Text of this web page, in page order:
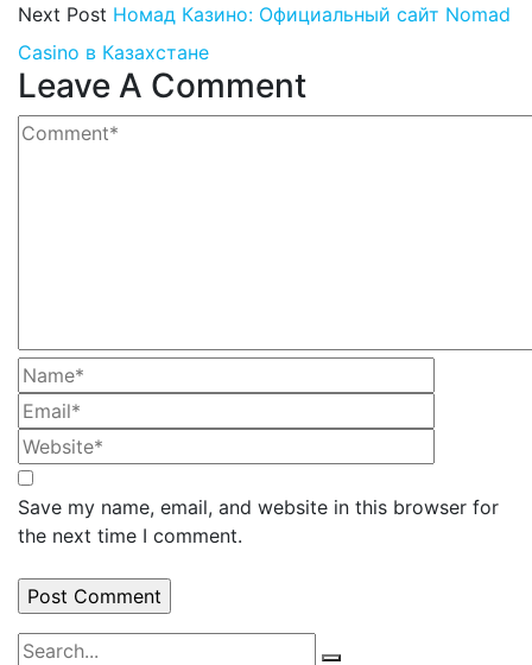
Next Post Номад Казино: Официальный сайт Nomad
Casino в Казахстане
Leave A Comment
Save my name, email, and website in this browser for
the next time I comment.